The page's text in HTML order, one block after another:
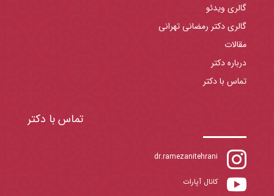
گالری ویدئو
گالری دکتر رمضانی تهرانی
مقالات
درباره دکتر
تماس با دکتر
تماس با دکتر

dr.ramezanitehrani
 کانال آپارات